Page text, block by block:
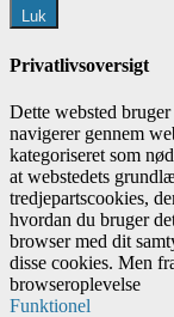
Luk
Privatlivsoversigt
Dette websted
navigerer gennem
kategoriseret som
at webstedets
tredjepartscookies,
hvordan du bruger
browser med dit
disse cookies. Men
browseroplevelse
Funktionel